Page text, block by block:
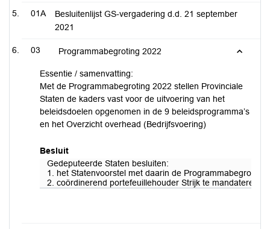
01A
Besluitenlijst GS-vergadering d.d. 21 september
2021
03 Programmabegroting 2022
Essentie / samenvatting:
Met de Programmabegroting 2022 stellen Provinciale
Staten de kaders vast voor de uitvoering van het
beleidsdoelen opgenomen in de 9 beleidsprogramma’s
en het Overzicht overhead (Bedrijfsvoering)
Besluit
Gedeputeerde Staten besluiten:
1. het Statenvoorstel met daarin de Programmabegroting
2. coördinerend portefeuillehouder Strijk te mandateren